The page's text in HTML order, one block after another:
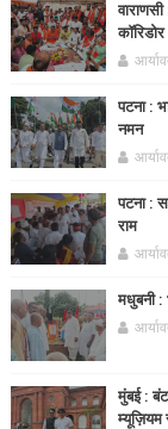
कॉरिडोर
पटना :
नमन
पटना :
राम
मधुबनी :
मुंबई :